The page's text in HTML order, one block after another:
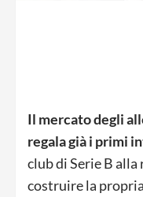
Il mercato degli
regala già i primi
club di Serie B
costruire la